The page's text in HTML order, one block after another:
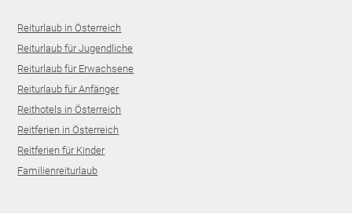
Reiturlaub in Österreich
Reiturlaub für Jugendliche
Reiturlaub für Erwachsene
Reiturlaub für Anfänger
Reithotels in Österreich
Reitferien in Österreich
Reitferien für Kinder
Familienreiturlaub